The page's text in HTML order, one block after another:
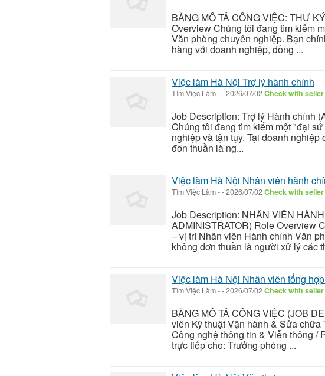
BẢNG MÔ TẢ CÔNG VIỆC: THƯ
Overview Chúng tôi đang tìm kiếm
Văn phòng chuyên nghiệp. Bạn
hàng với doanh nghiệp, đồng ...
Việc làm Hà Nội Trợ lý hành chính
Tìm Việc Làm--2026/07/02Check with seller
Job Description: Trợ lý Hành chính
Chúng tôi đang tìm kiếm một "đại
nghiệp và tận tụy. Tại doanh
đơn thuần là ng...
Việc làm Hà Nội Nhân viên hành
Tìm Việc Làm--2026/07/02Check with seller
Job Description: NHÂN VIÊN
ADMINISTRATOR) Role Overview
– vị trí Nhân viên Hành chính Văn
không đơn thuần là người xử lý các
Việc làm Hà Nội Nhân viên tổng
Tìm Việc Làm--2026/07/02Check with seller
BẢNG MÔ TẢ CÔNG VIỆC (JOB
viên Kỹ thuật Vận hành & Sửa
Công nghệ thông tin & Viễn thông /
trực tiếp cho: Trưởng phòng ...